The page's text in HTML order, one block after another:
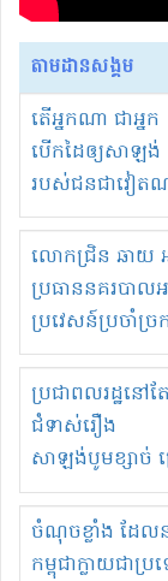
តាមដានសង្គម
តើអ្នកណា ជាអ្នក
បើកដៃឲ្យសាឡង់
របស់ជនជាវៀត
ចូល មកខុស
ច្បាប់លួចបូមខ្សាច់
ក្នុងប្រទេសកម្ពុជា
លោកជ្រិន ឆាយ
ប្រធាននគរបាលអ
ប្រវេសន៍ប្រចាំច្រក
ព្រំដែនភ្នំឌិន និ
មួយចំនួនទៀត
កំពង់តែគុបគិតគ្នា
ធ្វើសកម្មភាពរក
ស្តុកទំនិញគេចពន្
ប្រជាពលរដ្ឋនៅតែ
ជំទាស់រឿង
សាឡង់បូមខ្សាច់
ខ្លាចបាក់ច្រាំងទ
ចំណុចខ្លាំង ដែលន
កម្ពុជាក្លាយជាប្